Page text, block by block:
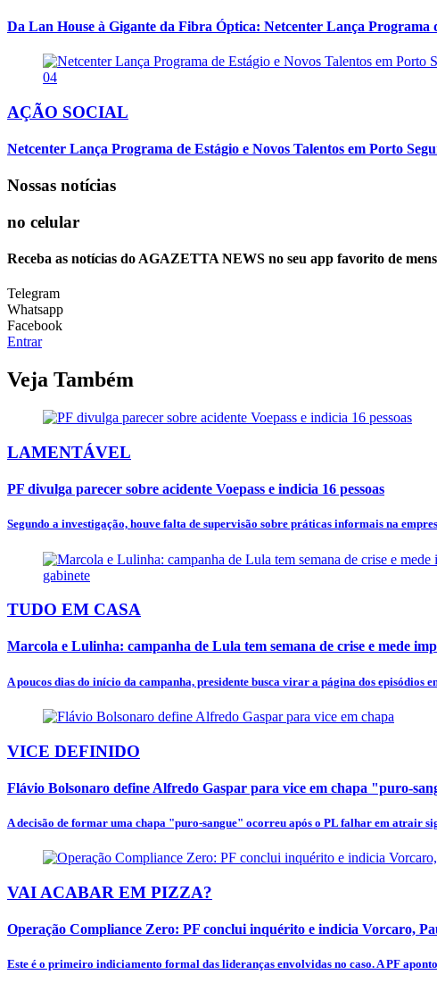
Da Lan House à Gigante da Fibra Óptica: Netcenter Lança Programa
04
AÇÃO SOCIAL
Netcenter Lança Programa de Estágio e Novos Talentos em Porto
Nossas notícias
no celular
Receba as notícias do AGAZETTA NEWS no seu app favorito de
Telegram
Whatsapp
Facebook
Entrar
Veja Também
LAMENTÁVEL
PF divulga parecer sobre acidente Voepass e indicia 16 pessoas
Segundo a investigação, houve falta de supervisão sobre práticas informais na
TUDO EM CASA
Marcola e Lulinha: campanha de Lula tem semana de crise e mede
A poucos dias do início da campanha, presidente busca virar a página dos episódios
VICE DEFINIDO
Flávio Bolsonaro define Alfredo Gaspar para vice em chapa "puro-
A decisão de formar uma chapa "puro-sangue" ocorreu após o PL falhar em atrair
VAI ACABAR EM PIZZA?
Operação Compliance Zero: PF conclui inquérito e indicia Vorcaro,
Este é o primeiro indiciamento formal das lideranças envolvidas no caso. A PF